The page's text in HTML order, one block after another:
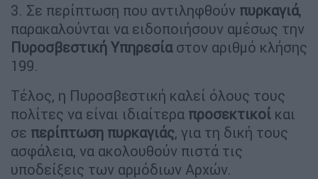
3. Σε περίπτωση που αντιληφθούν πυρκαγιά,
παρακαλούνται να ειδοποιήσουν αμέσως την
Πυροσβεστική Υπηρεσίαστον αριθμό κλήσης
199.
Τέλος, η Πυροσβεστική καλεί όλους τους
πολίτες να είναι ιδιαίτερα προσεκτικοί και
σε περίπτωση πυρκαγιάς, για τη δική τους
ασφάλεια, να ακολουθούν πιστά τις
υποδείξεις των αρμόδιων Αρχών.